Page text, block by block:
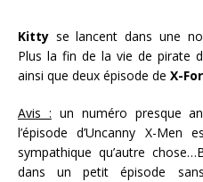
Kitty se lancent dans une
Plus la fin de la vie de pirate
ainsi que deux épisode de X-
Avis : un numéro presque
l’épisode d’Uncanny X-
sympathique qu’autre
dans un petit épisode